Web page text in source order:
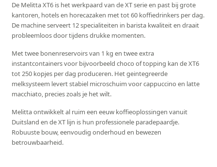
De Melitta XT6 is het werkpaard van de XT serie en past bij grote
kantoren, hotels en horecazaken met tot 60 koffiedrinkers per dag.
De machine serveert 12 specialiteiten in barista kwaliteit en draait
probleemloos door tijdens drukke momenten.
Met twee bonenreservoirs van 1 kg en twee extra
instantcontainers voor bijvoorbeeld choco of topping kan de XT6
tot 250 kopjes per dag produceren. Het geintegreerde
melksysteem levert stabiel microschuim voor cappuccino en latte
macchiato, precies zoals je het wilt.
Melitta ontwikkelt al ruim een eeuw koffieoplossingen vanuit
Duitsland en de XT lijn is hun professionele paradepaardje.
Robuuste bouw, eenvoudig onderhoud en bewezen
betrouwbaarheid.